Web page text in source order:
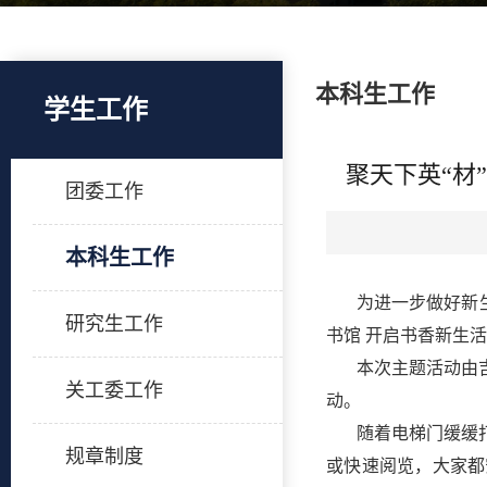
学生工作
团委工作
本科生工作
研究生工作
关工委工作
规章制度
本科生工作
聚天下英“材
为进一步做好新
书馆 开启书香新生
本次主题活动由
动。
随着电梯门缓缓
或快速阅览，大家